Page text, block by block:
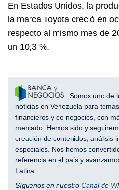
En Estados Unidos, la
la marca Toyota creció en
respecto al mismo mes de
un 10,3 %.
Somos uno de
noticias en Venezuela para
financieros y de negocios, con
mercado. Hemos sido y
creación de contenidos, análisis
especiales. Nos hemos
referencia en el país y
Latina.
Síguenos en nuestro Canal de